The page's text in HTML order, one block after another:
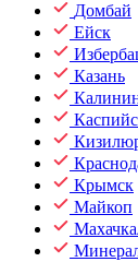
Домбай
Ейск
Казань
Крымск
Майкоп